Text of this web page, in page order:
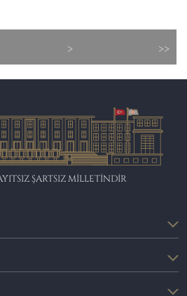
> >>
ŞARTSIZ MİLLETİNDİR